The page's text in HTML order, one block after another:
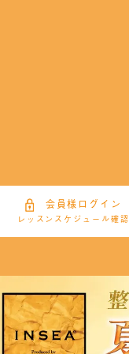
会員様ログイン
レッスンスケジュール確認